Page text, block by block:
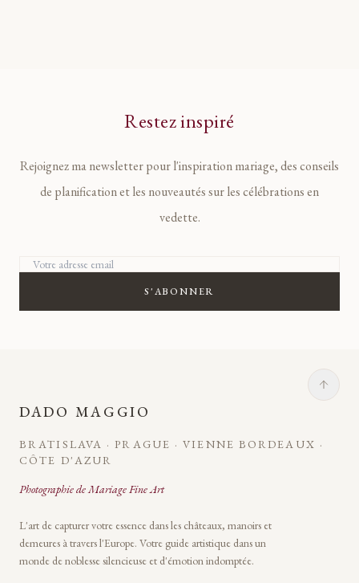
Restez inspiré
Rejoignez ma newsletter pour l'inspiration mariage, des conseils
de planification et les nouveautés sur les célébrations en
vedette.
Votre adresse email
S'ABONNER
DADO MAGGIO
BRATISLAVA · PRAGUE · VIENNE BORDEAUX ·
CÔTE D'AZUR
Photographie de Mariage Fine Art
L'art de capturer votre essence dans les châteaux, manoirs et
demeures à travers l'Europe. Votre guide artistique dans un
monde de noblesse silencieuse et d'émotion indomptée.